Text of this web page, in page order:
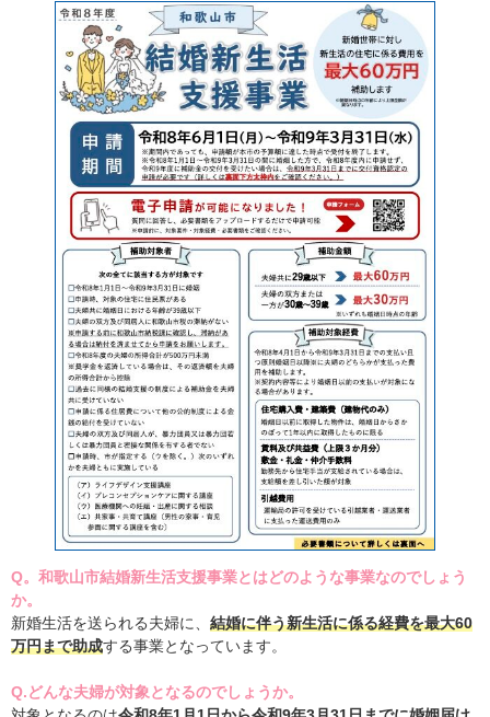
Q。和歌山市結婚新生活支援事業とはどのような事業なのでしょう
か。
新婚生活を送られる夫婦に、 結婚に伴う新生活に係る経費を最大60
万円まで助成する事業となっています。
Q.どんな夫婦が対象となるのでしょうか。